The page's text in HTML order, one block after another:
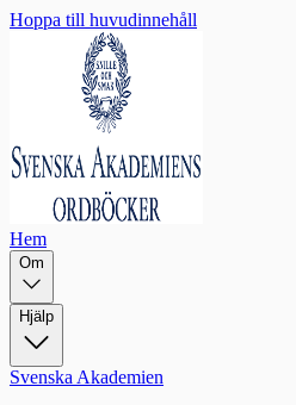
Hoppa till huvudinnehåll
Hem
Om
Hjälp
Svenska Akademien